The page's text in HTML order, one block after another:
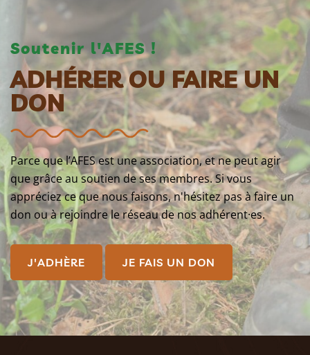
Soutenir l'AFES !
ADHÉRER OU FAIRE UN
DON
Parce que l’AFES est une association, et ne peut agir
que grâce au soutien de ses membres. Si vous
appréciez ce que nous faisons, n'hésitez pas à faire un
don ou à rejoindre le réseau de nos adhérent·es.
J'ADHÈRE JE FAIS UN DON